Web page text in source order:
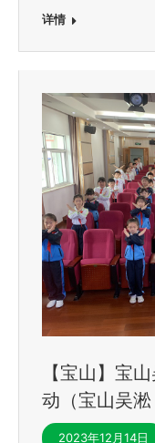
详情
【宝山】宝
动（宝山吴淞
2023年12月14日